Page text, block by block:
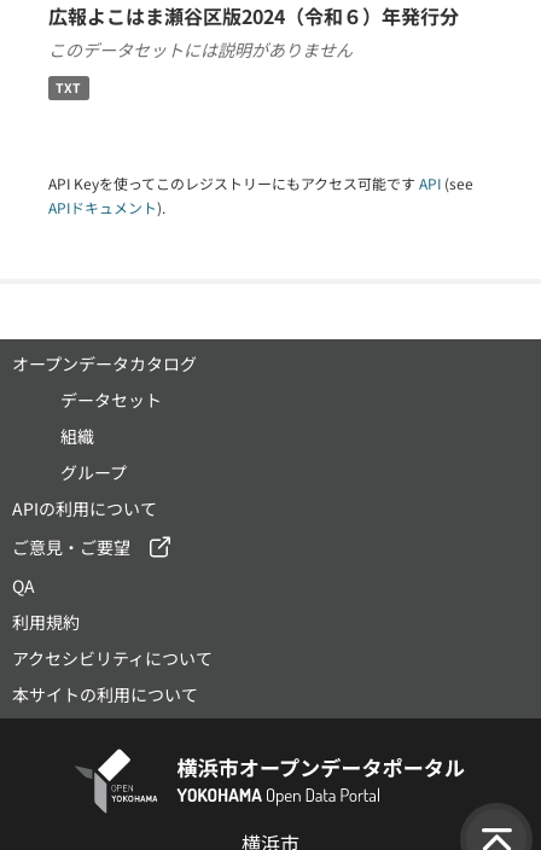
広報よこはま瀬谷区版2024（令和６）年発行分
このデータセットには説明がありません
TXT
API Keyを使ってこのレジストリーにもアクセス可能です API (see
APIドキュメント).
オープンデータカタログ
データセット
組織
グループ
APIの利用について
ご意見・ご要望
QA
利用規約
アクセシビリティについて
本サイトの利用について
横浜市